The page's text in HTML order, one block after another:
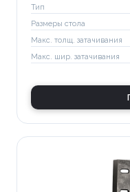
Тип
Размеры стола
Макс. толщ. затачивания
Макс. шир. затачивания